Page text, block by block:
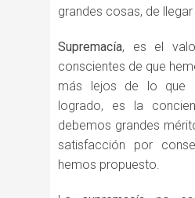
grandes cosas, de
Supremacía, es el
conscientes de que
más lejos de lo que
logrado, es la
debemos grandes
satisfacción por
hemos propuesto.